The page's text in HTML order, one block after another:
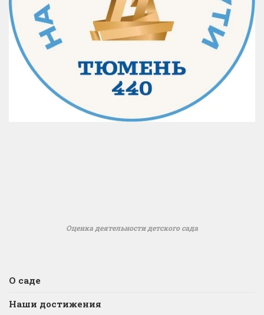
Оценка деятельности детского сада
О саде
Наши достижения